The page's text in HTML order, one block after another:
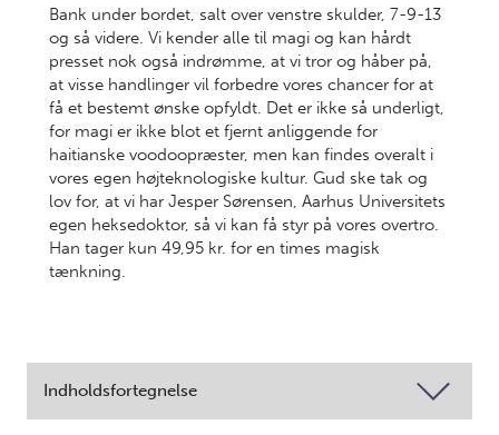
Bank under bordet, salt over venstre skulder, 7-9-13
og så videre. Vi kender alle til magi og kan hårdt
presset nok også indrømme, at vi tror og håber på,
at visse handlinger vil forbedre vores chancer for at
få et bestemt ønske opfyldt. Det er ikke så underligt,
for magi er ikke blot et fjernt anliggende for
haitianske voodoopræster, men kan findes overalt i
vores egen højteknologiske kultur. Gud ske tak og
lov for, at vi har Jesper Sørensen, Aarhus Universitets
egen heksedoktor, så vi kan få styr på vores overtro.
Han tager kun 49,95 kr. for en times magisk
tænkning.
Indholdsfortegnelse